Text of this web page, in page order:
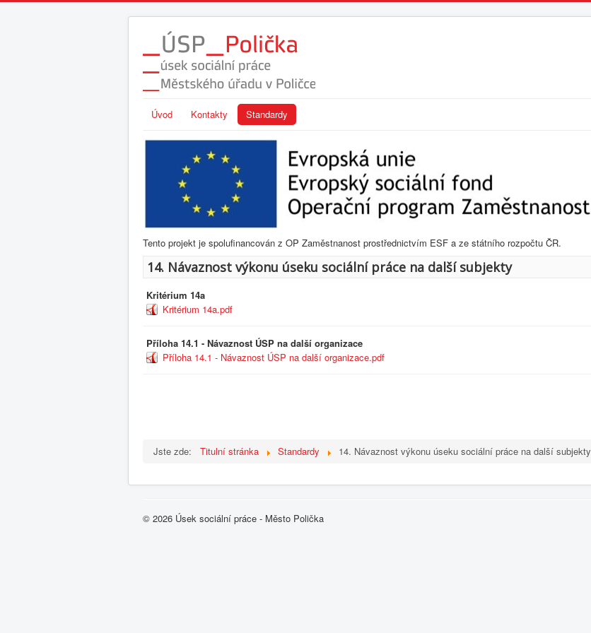
Úvod Kontakty Standardy
Tento projekt je spolufinancován z OP Zaměstnanost prostřednictvím ESF a ze státního rozpočtu ČR.
14. Návaznost výkonu úseku sociální práce na další subjekty
Kritérium 14a
Kritérium 14a.pdf
Příloha 14.1 - Návaznost ÚSP na další organizace
Příloha 14.1 - Návaznost ÚSP na další organizace.pdf
Jste zde:
Titulní stránka Standardy 14. Návaznost výkonu úseku sociální práce na další subjekty
© 2026 Úsek sociální práce - Město Polička